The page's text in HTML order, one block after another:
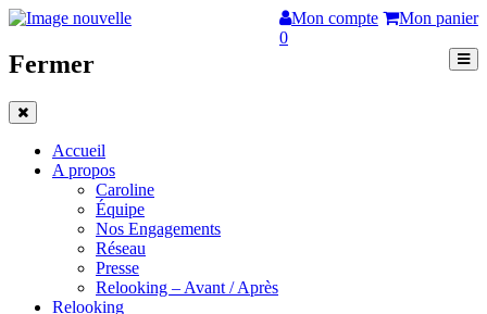
Mon compte
Mon panier
0
Fermer
Accueil
A propos
Caroline
Équipe
Nos Engagements
Réseau
Presse
Relooking – Avant / Après
Relooking